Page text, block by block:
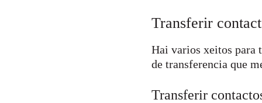
Transferir
Hai varios xeitos para
de transferencia que
Transferir